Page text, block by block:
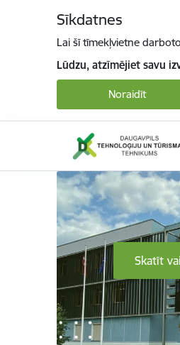
Sīkdatnes
Lai šī tīmekļvietne
Lūdzu, atzīmējiet savu
Noraidīt
Daugavpils Tehnoloģiju
Skatīt